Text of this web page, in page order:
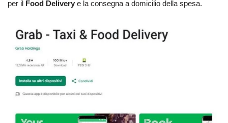
per il Food Delivery e la consegna a domicilio della spesa.